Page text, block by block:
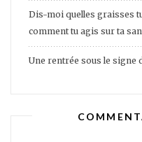
Dis-moi quelles graisses
comment tu agis sur ta
Une rentrée sous le signe